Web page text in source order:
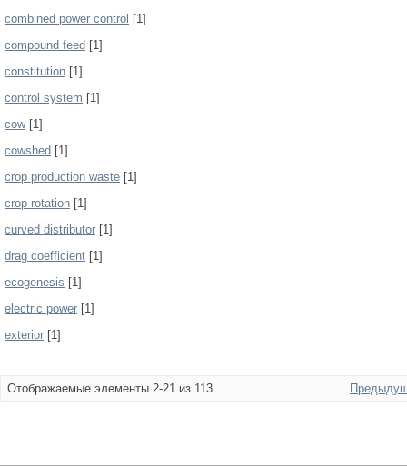
combined power control [1]
compound feed [1]
constitution [1]
control system [1]
cow[1]
cowshed [1]
crop production waste [1]
crop rotation [1]
curved distributor [1]
drag coefficient [1]
ecogenesis [1]
electric power [1]
exterior [1]
Отображаемые элементы 2-21 из 113